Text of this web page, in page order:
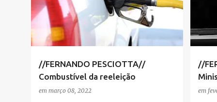
//FERNANDO PESCIOTTA//
Combustível da reeleição
em março 08, 2022
VIVA! SERRA NEGRA
//
em